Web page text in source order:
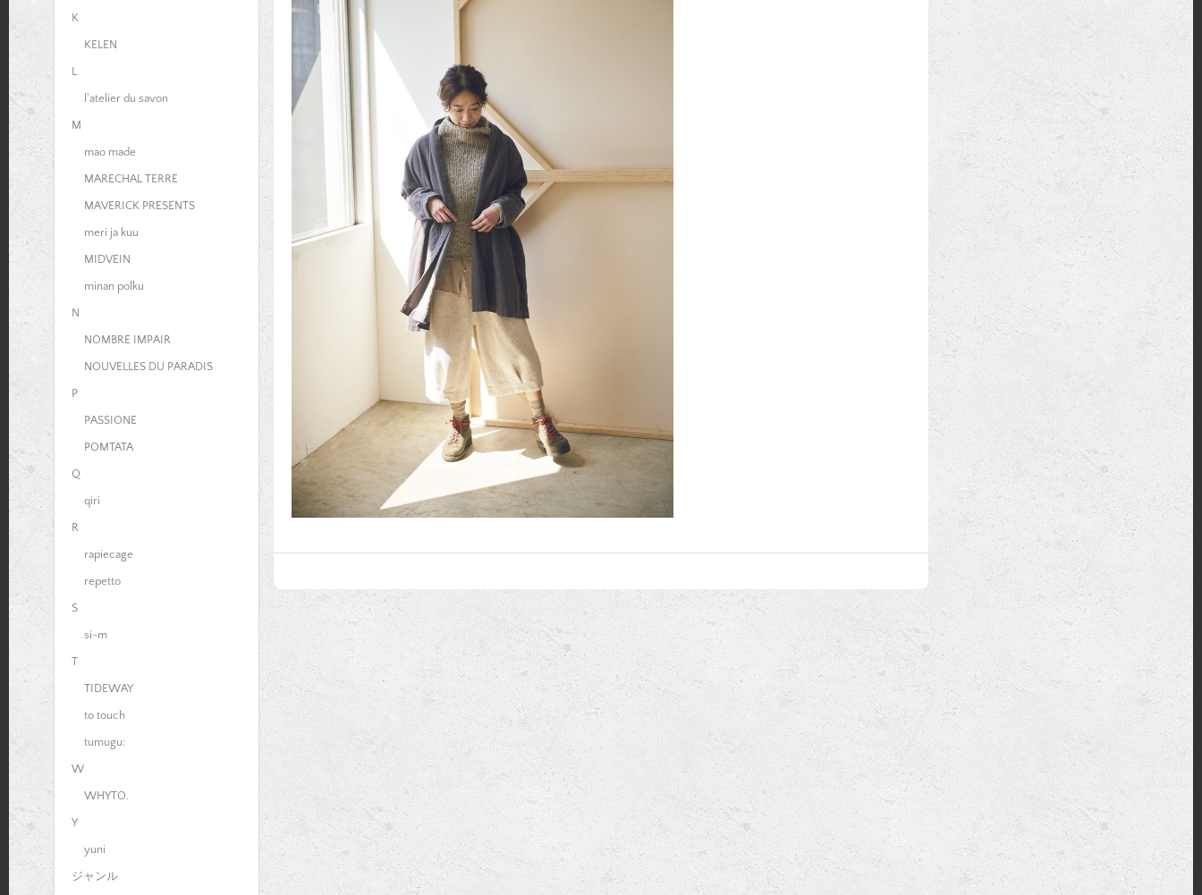
K
KELEN
L
l'atelier du savon
M
mao made
MARECHAL TERRE
MAVERICK PRESENTS
meri ja kuu
MIDVEIN
minan polku
N
NOMBRE IMPAIR
NOUVELLES DU PARADIS
P
PASSIONE
POMTATA
Q
qiri
R
rapiecage
repetto
S
si-m
T
TIDEWAY
to touch
tumugu:
W
WHYTO.
Y
yuni
ジャンル